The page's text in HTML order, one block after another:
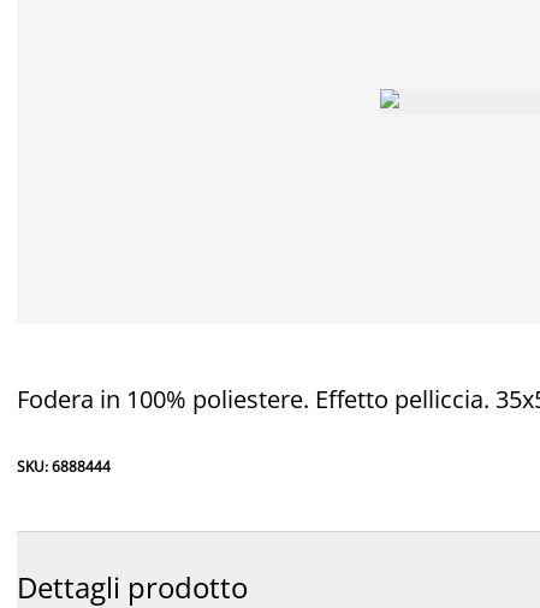
Fodera in 100% poliestere. Effetto pelliccia.
SKU: 6888444
Dettagli prodotto